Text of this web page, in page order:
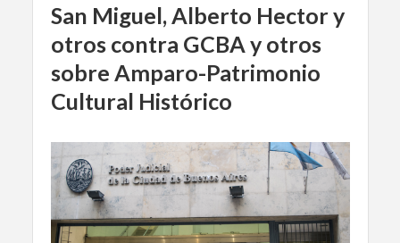
San Miguel, Alberto Hector y
otros contra GCBA y otros
sobre Amparo-Patrimonio
Cultural Histórico